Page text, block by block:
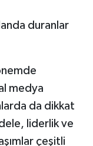
duranlar
medya
da dikkat
liderlik ve
çeşitli